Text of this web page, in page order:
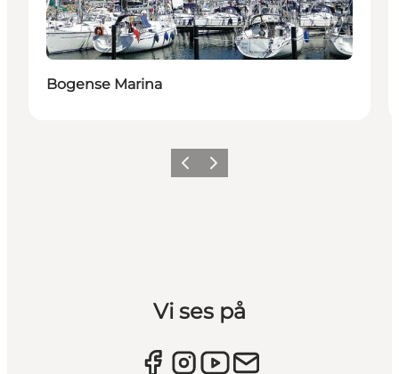
Bogense Marina
Forrige billede
Næste billede
Vi ses på